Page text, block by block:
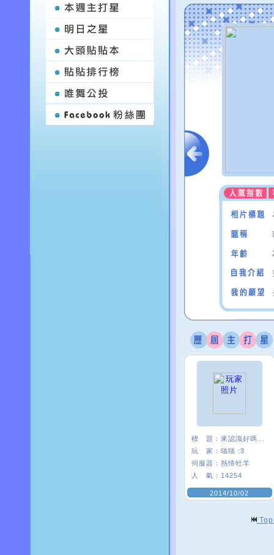
標 題：
玩 家： 嗤嗤 :3
伺服器： 熱情牡羊
人 氣： 14254
2014/10/02